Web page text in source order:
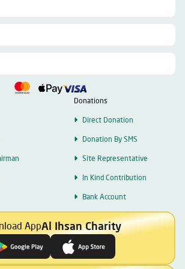
Donations
Direct Donation
Donation By SMS
Site Representative
In Kind Contribution
Bank Account
AppAl Ihsan Charity